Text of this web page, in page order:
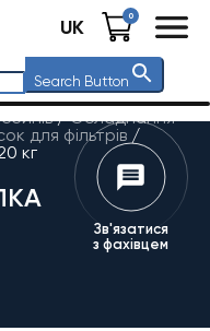
UK 0
Search Button
/Обладнання
для фільтрів /
кг
Зв'язатися
з фахівцем